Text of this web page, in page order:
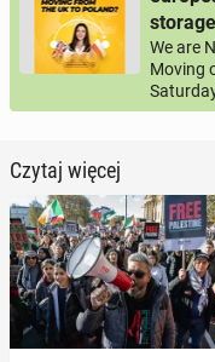
We are
Moving
Czytaj więcej